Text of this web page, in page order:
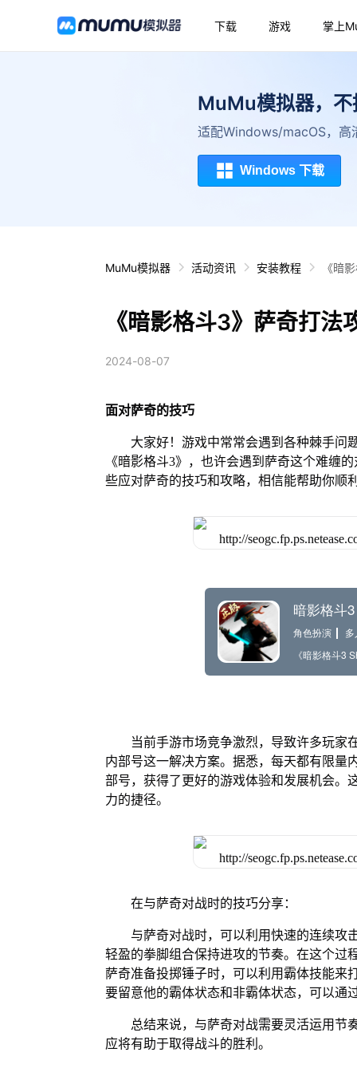
下载 游戏 掌上
MuMu模拟器，
适配Windows/macOS，高
Windows 下载
MuMu模拟器 活动资讯 安装教程 《暗
《暗影格斗3》萨奇打法
2024-08-07
面对萨奇的技巧
大家好！游戏中常常会遇到各种棘手问
《暗影格斗3》，也许会遇到萨奇这个难缠
些应对萨奇的技巧和攻略，相信能帮助你顺
当前手游市场竞争激烈，导致许多玩家
内部号这一解决方案。据悉，每天都有限量
部号，获得了更好的游戏体验和发展机会。
力的捷径。
在与萨奇对战时的技巧分享：
与萨奇对战时，可以利用快速的连续攻
轻盈的拳脚组合保持进攻的节奏。在这个过
萨奇准备投掷锤子时，可以利用霸体技能来
要留意他的霸体状态和非霸体状态，可以通
总结来说，与萨奇对战需要灵活运用节
应将有助于取得战斗的胜利。